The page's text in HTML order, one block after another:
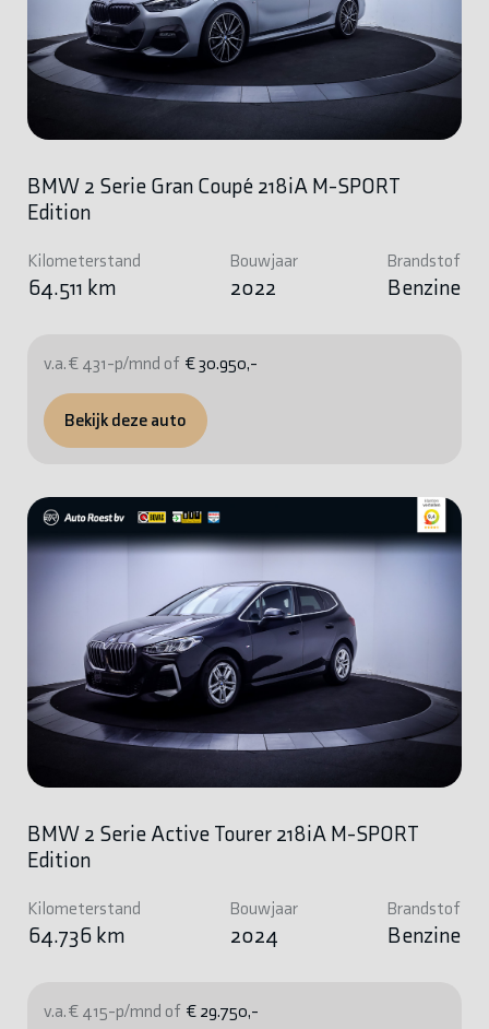
BMW 2 Serie Gran Coupé 218iA M-SPORT
Edition
Kilometerstand
64.511 km
Bouwjaar
2022
Brandstof
Benzine
v.a. € 431-p/mnd of € 30.950,-
Bekijk deze auto
BMW 2 Serie Active Tourer 218iA M-SPORT
Edition
Kilometerstand
64.736 km
Bouwjaar
2024
Brandstof
Benzine
v.a. € 415-p/mnd of € 29.750,-